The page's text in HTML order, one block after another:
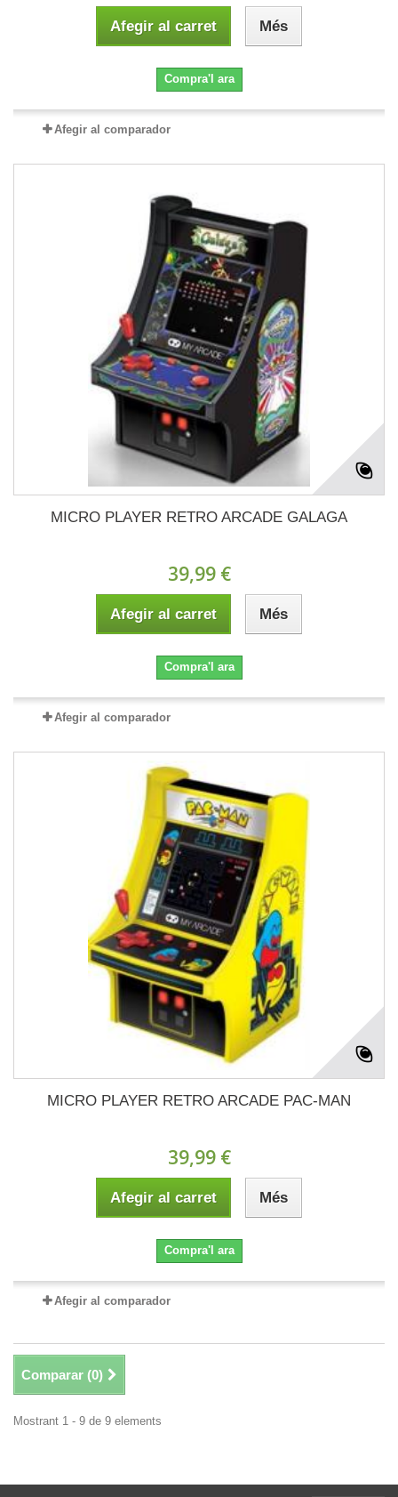
Afegir al carret Més
Compra'l ara
Afegir al comparador
MICRO PLAYER RETRO ARCADE GALAGA
39,99 €
Afegir al carret Més
Compra'l ara
Afegir al comparador
MICRO PLAYER RETRO ARCADE PAC-MAN
39,99 €
Afegir al carret Més
Compra'l ara
Afegir al comparador
Comparar (0)
Mostrant 1 - 9 de 9 elements